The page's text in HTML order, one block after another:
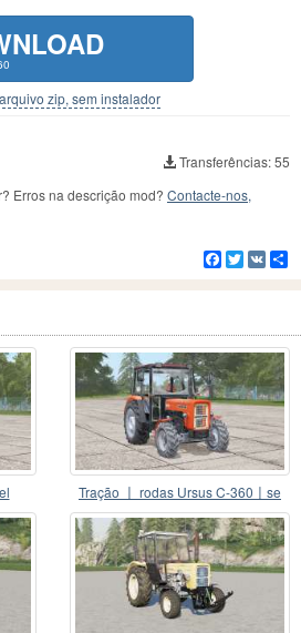
zip, sem instalador
Transferências: 55
Erros na descrição mod? Contacte-nos,
Facebook
Twitter
VK
Tração 〡 rodas Ursus C-360〡se